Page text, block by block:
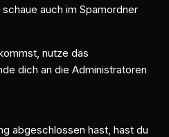
auch im Spamordner
nutze das
dich an die Administratoren
abgeschlossen hast, hast du